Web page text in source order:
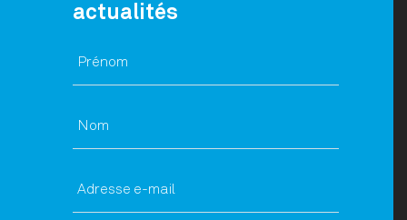
actualités